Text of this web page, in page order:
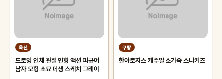
옥션
드로잉 인체 관절 인형 액션 피규어
남자 모형 소묘 데생 스케치 그레이
쿠팡
한아로지스 캐주얼 소가죽 스니커즈